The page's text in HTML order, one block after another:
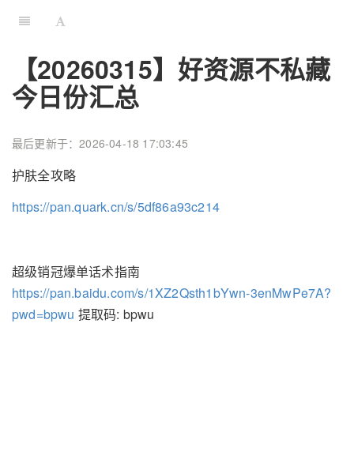
【20260315】好资源不私藏
今日份汇总
最后更新于：2026-04-18 17:03:45
护肤全攻略
https://pan.quark.cn/s/5df86a93c214
超级销冠爆单话术指南
https://pan.baidu.com/s/1XZ2Qsth1bYwn-3enMwPe7A?
pwd=bpwu 提取码: bpwu